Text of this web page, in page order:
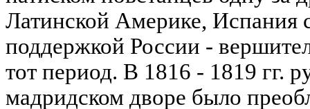
Латинской Америке, Испания
поддержкой России -
тот период. В 1816 - 1819 гг.
мадридском дворе было